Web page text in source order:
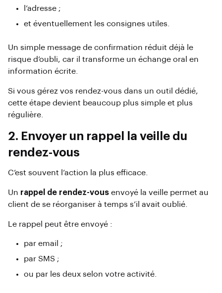
l’adresse ;
et éventuellement les consignes utiles.
Un simple message de confirmation réduit déjà le
risque d’oubli, car il transforme un échange oral en
information écrite.
Si vous gérez vos rendez-vous dans un outil dédié,
cette étape devient beaucoup plus simple et plus
régulière.
2. Envoyer un rappel la veille du
rendez-vous
C’est souvent l’action la plus efficace.
Un rappel de rendez-vous envoyé la veille permet au
client de se réorganiser à temps s’il avait oublié.
Le rappel peut être envoyé :
par email ;
par SMS ;
ou par les deux selon votre activité.